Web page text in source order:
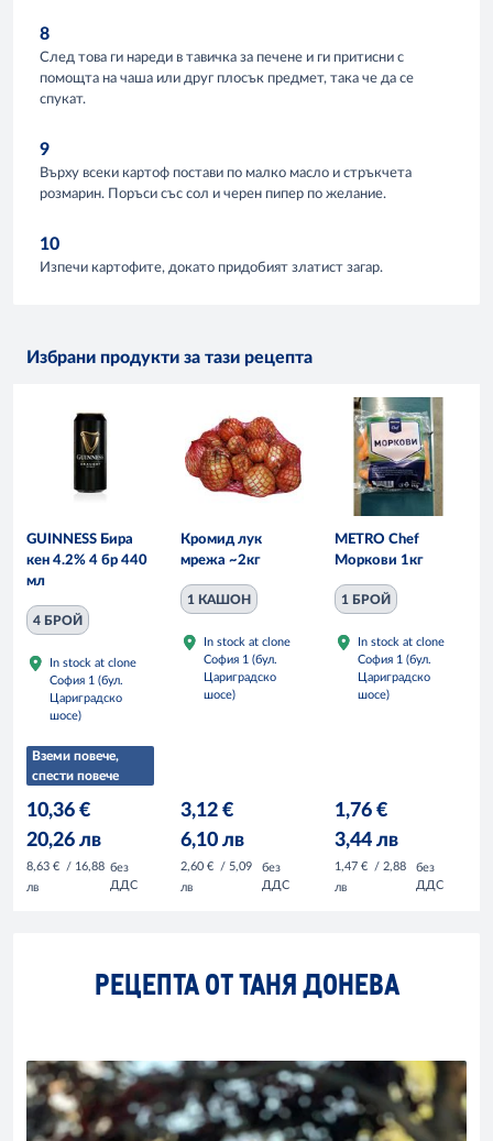
8
След това ги нареди в тавичка за печене и ги притисни с
помощта на чаша или друг плосък предмет, така че да се
спукат.
9
Върху всеки картоф постави по малко масло и стръкчета
розмарин. Поръси със сол и черен пипер по желание.
10
Изпечи картофите, докато придобият златист загар.
Избрани продукти за тази рецепта
GUINNESS Бира
кен 4.2% 4 бр 440
мл
4 БРОЙ
In stock at clone
София 1 (бул.
Цариградско
шосе)
Вземи повече,
спести повече
10,36 €
20,26 лв
8,63 € / 16,88
лв
без
ДДС
Кромид лук
мрежа ~2кг
1 КАШОН
In stock at clone
София 1 (бул.
Цариградско
шосе)
3,12 €
6,10 лв
2,60 € / 5,09
лв
без
ДДС
METRO Chef
Моркови 1кг
1 БРОЙ
In stock at clone
София 1 (бул.
Цариградско
шосе)
1,76 €
3,44 лв
1,47 € / 2,88
лв
без
ДДС
РЕЦЕПТА ОТ ТАНЯ ДОНЕВА